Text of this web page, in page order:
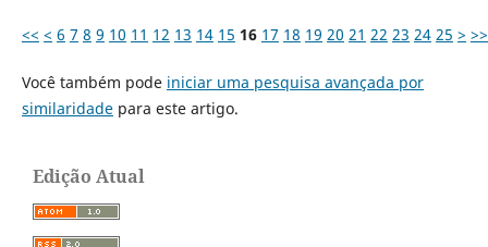
<< < 6 7 8 9 10 11 12 13 14 15 16 17 18 19 20 21 22 23 24 25 > >>
Você também pode iniciar uma pesquisa avançada por
similaridadepara este artigo.
Edição Atual